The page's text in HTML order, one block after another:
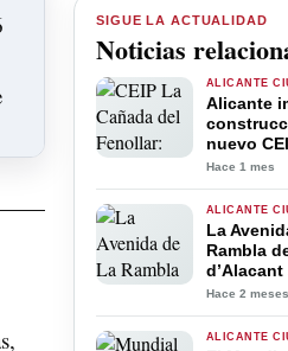
SIGUE LA ACTUALIDAD
Noticias
ALICANTE
Alicante
nuevo
Cañada
5,8
Hace 1 mes
ALICANTE
La
Rambla
vida con
Hace 2 meses
ALICANTE